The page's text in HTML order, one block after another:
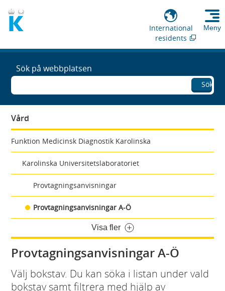
International
residents
Meny
Sök på webbplatsen
Sök
Vård
Funktion Medicinsk Diagnostik Karolinska
Karolinska Universitetslaboratoriet
Provtagningsanvisningar
Provtagningsanvisningar A-Ö
Visa fler
Provtagningsanvisningar A-Ö
Välj bokstav. Du kan söka i listan under vald
bokstav samt filtrera med hjälp av